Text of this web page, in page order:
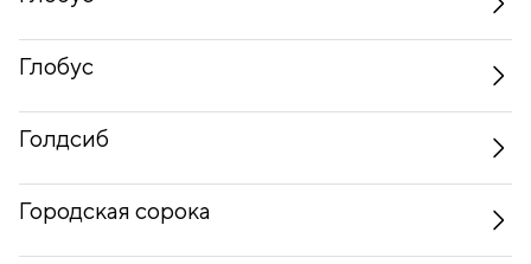
Глобус
Голдсиб
Городская сорока